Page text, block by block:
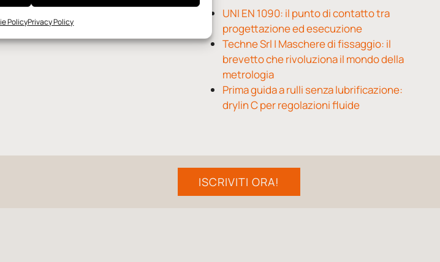
PolicyPrivacy Policy
UNI EN 1090: il punto di contatto tra
progettazione ed esecuzione
Techne Srl | Maschere di fissaggio: il
brevetto che rivoluziona il mondo della
metrologia
Prima guida a rulli senza lubrificazione:
drylin C per regolazioni fluide
ISCRIVITI ORA!